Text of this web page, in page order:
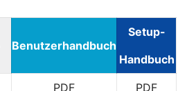
Benutzerhandbuch
Setup-
Handbuch
PDF PDF